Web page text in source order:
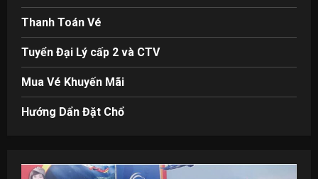
Thanh Toán Vé
Tuyển Đại Lý cấp 2 và CTV
Mua Vé Khuyến Mãi
Hướng Dẩn Đặt Chổ